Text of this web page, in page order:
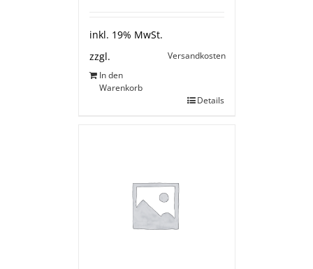
inkl. 19% MwSt.
zzgl.
Versandkosten
In den
Warenkorb
Details